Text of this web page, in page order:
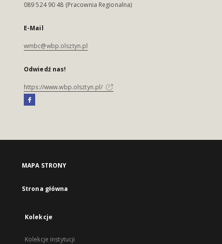
089 524 90 48 (Pracownia Regionalna)
E-Mail
wmbc@wbp.olsztyn.pl
Odwiedź nas!
https://www.wbp.olsztyn.pl/
MAPA STRONY
Strona główna
Kolekcje
Kolekcje instytucji